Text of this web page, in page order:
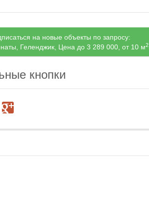
на новые объекты по запросу:
Геленджик, Цена до 3 289 000, от 10 м2
кнопки